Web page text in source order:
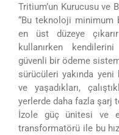
Tritium’un Kurucusu ve
“Bu teknoloji minimum
en üst düzeye
kullanırken
güvenli bir ödeme
sürücüleri yakında
ve yaşadıkları,
yerlerde daha fazla şarj
İzole güç ünitesi ve
transformatörü ile bu